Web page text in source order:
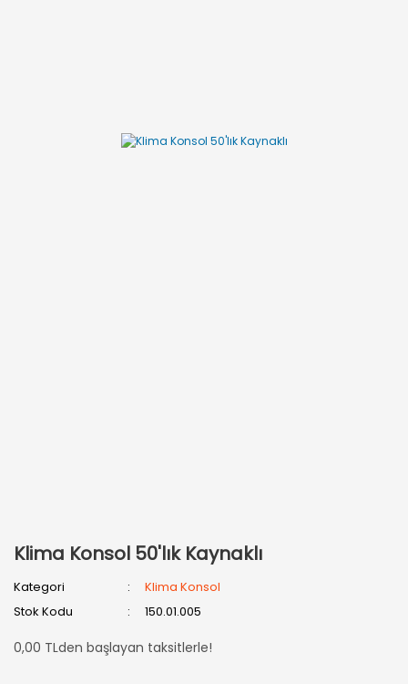
Klima Konsol 50'lık Kaynaklı
Kategori
Klima Konsol
Stok Kodu
150.01.005
0,00 TLden başlayan taksitlerle!